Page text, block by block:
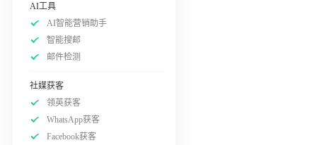
AI工具
AI智能营销助手
智能搜邮
邮件检测
社媒获客
领英获客
WhatsApp获客
Facebook获客